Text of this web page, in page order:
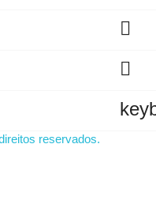


reservados.